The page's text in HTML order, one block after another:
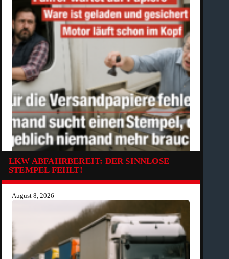
LKW ABFAHRBEREIT: DER SINNLOSE
STEMPEL FEHLT!
August 8, 2026